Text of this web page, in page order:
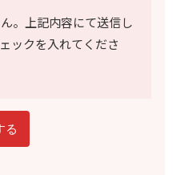
。上記内容にて送信し
ックを入れてくださ